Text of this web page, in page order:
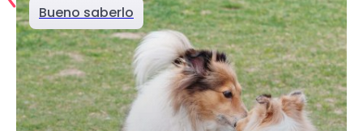
Bueno saberlo